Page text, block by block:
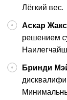
Лёгкий вес.
Аскар
решением
Бринди